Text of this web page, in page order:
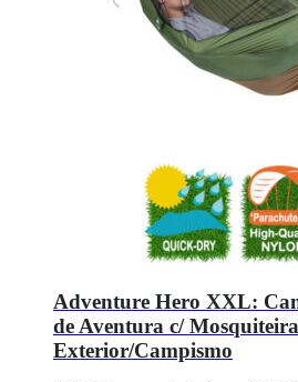
Adventure Hero XXL:
de Aventura c/
Exterior/Campismo